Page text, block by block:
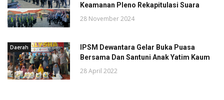
Keamanan Pleno Rekapitulasi Suara
28 November 2024
Daerah
IPSM Dewantara Gelar Buka Puasa
Bersama Dan Santuni Anak Yatim Kaum
28 April 2022